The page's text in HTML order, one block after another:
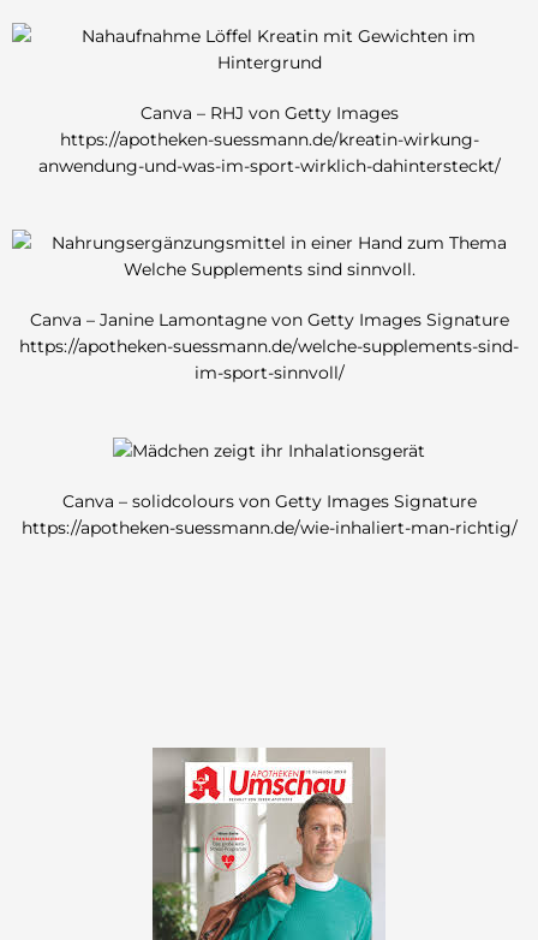
Canva – RHJ von Getty Images
https://apotheken-suessmann.de/kreatin-wirkung-
anwendung-und-was-im-sport-wirklich-dahintersteckt/
Canva – Janine Lamontagne von Getty Images Signature
https://apotheken-suessmann.de/welche-supplements-sind-
im-sport-sinnvoll/
Canva – solidcolours von Getty Images Signature
https://apotheken-suessmann.de/wie-inhaliert-man-richtig/